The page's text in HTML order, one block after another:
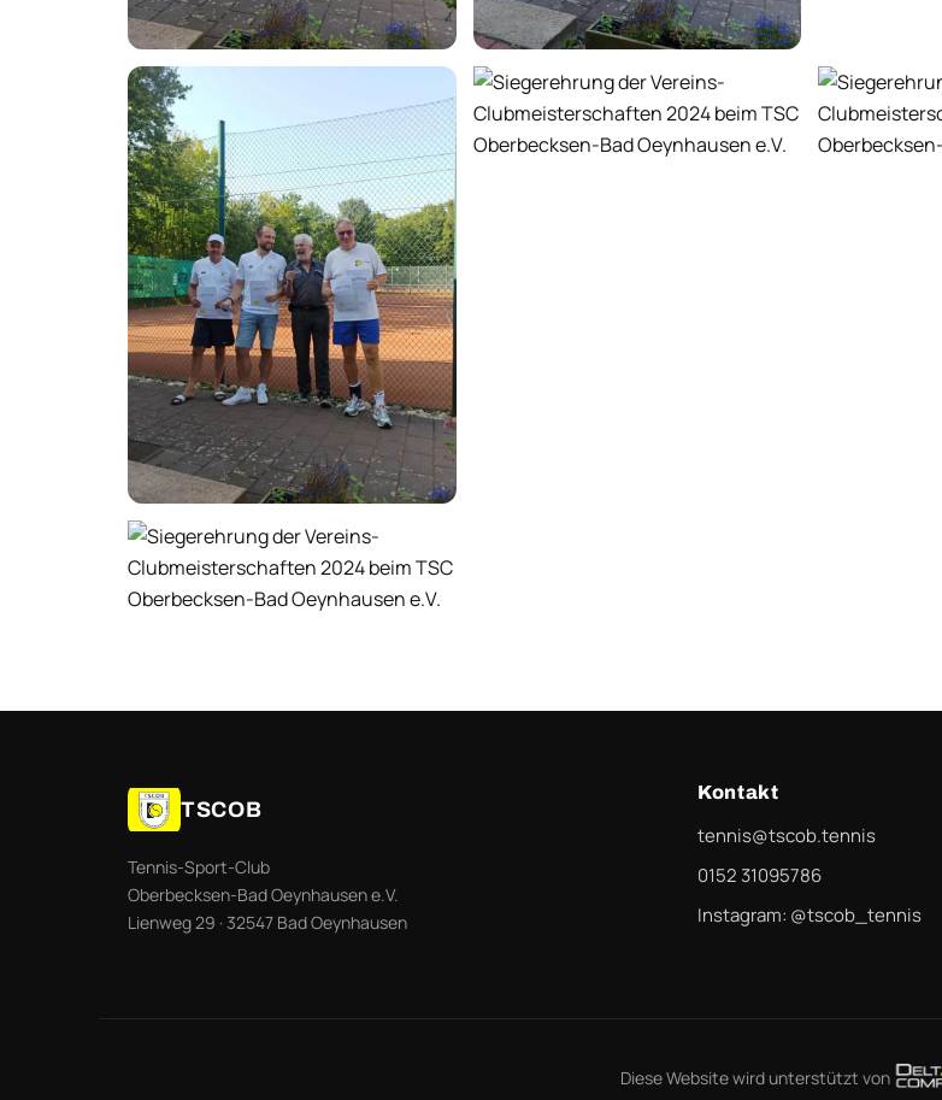
TSCOB
Tennis-Sport-Club
Oberbecksen-Bad Oeynhausen e.V.
Lienweg 29 · 32547 Bad Oeynhausen
Kontakt
tennis@tscob.tennis
0152 31095786
Instagram: @tscob_tennis
Diese Website wird unterstützt von